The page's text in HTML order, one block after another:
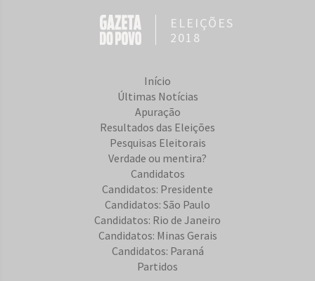
ELEIÇÕES
2018
Início
Últimas Notícias
Apuração
Resultados das Eleições
Pesquisas Eleitorais
Verdade ou mentira?
Candidatos
Candidatos: Presidente
Candidatos: São Paulo
Candidatos: Rio de Janeiro
Candidatos: Minas Gerais
Candidatos: Paraná
Partidos